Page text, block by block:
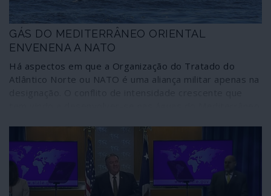
GÁS DO MEDITERRÂNEO ORIENTAL
ENVENENA A NATO
Há aspectos em que a Organização do Tratado do
Atlântico Norte ou NATO é uma aliança militar apenas na
descobertos e à indeterminação de várias Zonas
Económicas Exclusivas (ZEE) revela que a união militar
entre diferentes países ocidentais pode vacilar perante
circunstâncias deste tipo.